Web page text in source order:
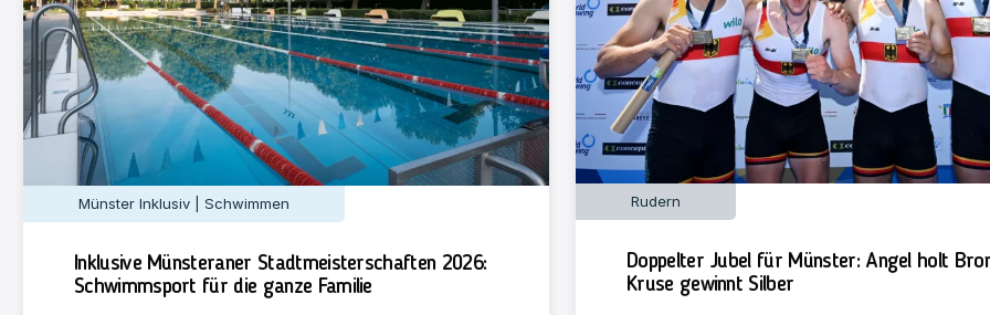
Münster Inklusiv | Schwimmen
Inklusive Münsteraner Stadtmeisterschaften 2026:
Schwimmsport für die ganze Familie
Rudern
Doppelter Jubel für Münster: Angel holt
Kruse gewinnt Silber